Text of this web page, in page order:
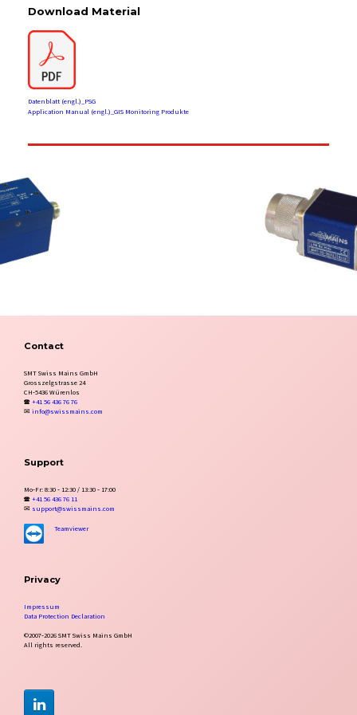
Download Material
Datenblatt (engl.)_PSG
Application Manual (engl.)_GIS Monitoring Produkte
Contact
SMT Swiss Mains GmbH
Grosszelgstrasse 24
CH‑5436 Würenlos
🕿+41 56 436 76 76
✉ info@swissmains.com
Support
Mo‑Fr: 8:30 ‑ 12:30 / 13:30 ‑ 17:00
🕿+41 56 436 76 11
✉ support@swissmains.com
Teamviewer
Privacy
Impressum
Data Protection Declaration
©2007‑2026 SMT Swiss Mains GmbH
All rights reserved.